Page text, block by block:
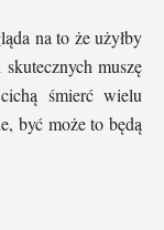
na to że użyłby
muszę
śmierć wielu
być może to będą